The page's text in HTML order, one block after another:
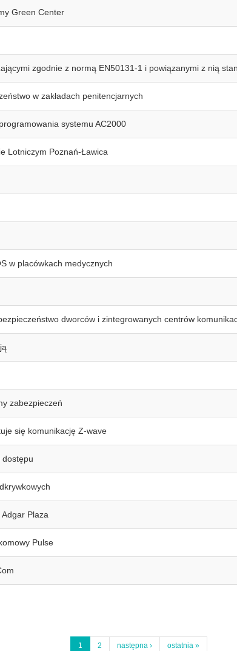
Green Center
zgodnie z normą EN50131-1 i powiązanymi z nią
w zakładach penitencjarnych
systemu AC2000
Lotniczym Poznań-Ławica
w placówkach medycznych
dworców i zintegrowanych centrów
zabezpieczeń
się komunikację Z-wave
dostępu
Plaza
Pulse
1 2 następna › ostatnia »